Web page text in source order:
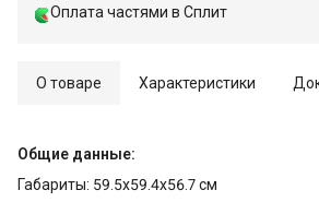
Оплата частями в Сплит
О товаре Характеристики
Общие данные:
Габариты: 59.5х59.4х56.7 см